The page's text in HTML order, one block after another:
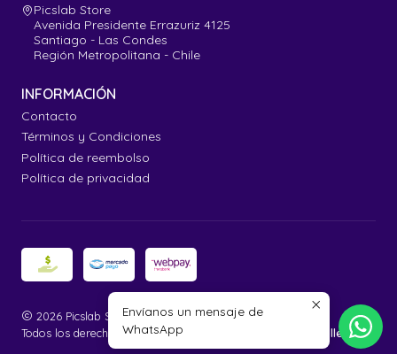
Picslab Store
Avenida Presidente Errazuriz 4125
Santiago - Las Condes
Región Metropolitana - Chile
INFORMACIÓN
Contacto
Términos y Condiciones
Política de reembolso
Política de privacidad
2026 Picslab Store.
Todos los derechos reservados.
Desarrollado por Jumpseller .
Envíanos un mensaje de
WhatsApp